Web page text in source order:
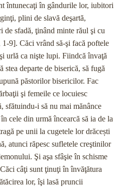
întu­necaţi în gândurile lor, iubitori
plini de slavă deşartă,
de sfadă, ţinând minte răul şi cu
9]. Căci vrând să-şi facă poftele
urlă ca nişte lupi. Fiindcă învaţă
departe de biserică, să fugă
păstorilor bi­sericilor. Fac
şi femeile ce locu­iesc
sfătuindu-i să nu mai mănânce
cele din urmă încearcă să ia de la
pe unii la cugetele lor drăcești
atunci răpesc sufletele creştinilor
Şi aşa sfâşie în schisme
câţi sunt ţinuţi în învăţătura
lor, îşi lasă pruncii